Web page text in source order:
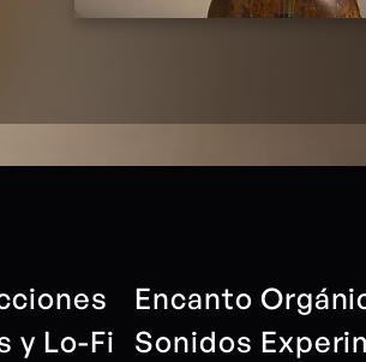
y Lo-Fi
Encanto
Sonidos